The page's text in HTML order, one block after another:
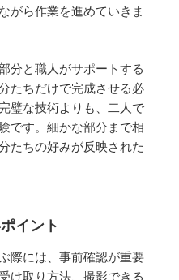
がら作業を進めていきま
分と職人がサポートする
たちだけで完成させる必
璧な技術よりも、二人で
です。細かな部分まで相
たちの好みが反映された
イント
際には、事前確認が重要
け取り方法、撮影できる